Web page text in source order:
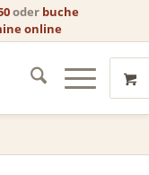
oder buche
online